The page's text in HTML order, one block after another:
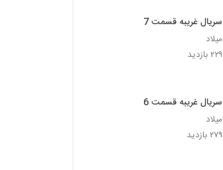
سریال غریبه قسمت 7
میلاد
۲۲۹ بازدید
سریال غریبه قسمت 6
میلاد
۲۷۹ بازدید